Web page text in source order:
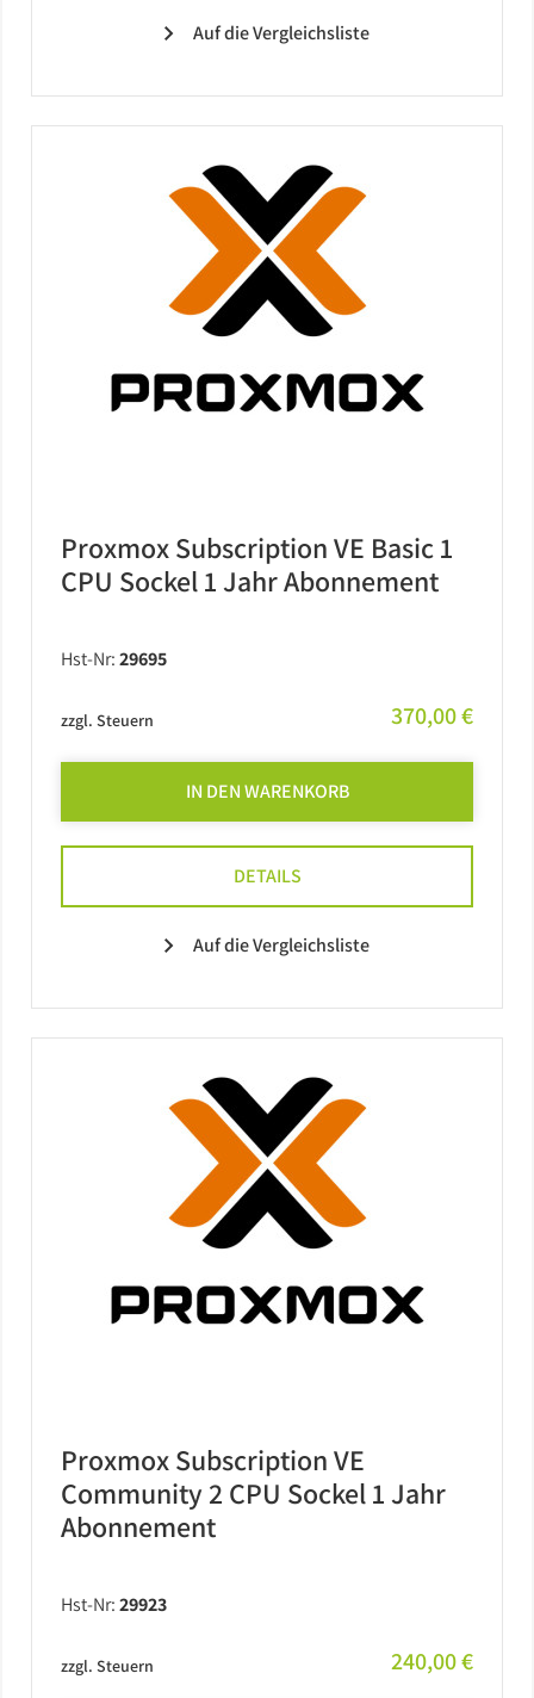
Auf die Vergleichsliste
Proxmox Subscription VE Basic 1
CPU Sockel 1 Jahr Abonnement
Hst-Nr:29695
zzgl. Steuern 370,00 €
IN DEN WARENKORB
DETAILS
Auf die Vergleichsliste
Proxmox Subscription VE
Community 2 CPU Sockel 1 Jahr
Abonnement
Hst-Nr:29923
zzgl. Steuern 240,00 €